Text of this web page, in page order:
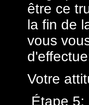
être ce
la fin de
vous
Votre
Étape 5: